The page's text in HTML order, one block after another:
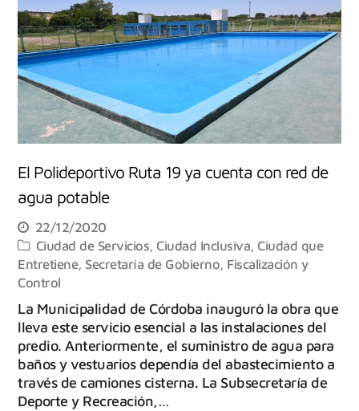
El Polideportivo Ruta 19 ya cuenta con red de
agua potable
22/12/2020
Ciudad de Servicios,Ciudad Inclusiva,Ciudad que
Entretiene, Secretaría de Gobierno, Fiscalización y
Control
La Municipalidad de Córdoba inauguró la obra que
lleva este servicio esencial a las instalaciones del
predio. Anteriormente, el suministro de agua para
baños y vestuarios dependía del abastecimiento a
través de camiones cisterna. La Subsecretaría de
Deporte y Recreación,…